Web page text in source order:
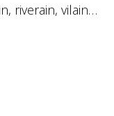
riverain, vilain…